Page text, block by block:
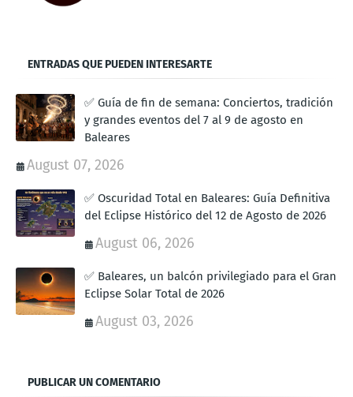
ENTRADAS QUE PUEDEN INTERESARTE
✅ Guía de fin de semana: Conciertos, tradición
y grandes eventos del 7 al 9 de agosto en
Baleares
August 07, 2026
✅ Oscuridad Total en Baleares: Guía Definitiva
del Eclipse Histórico del 12 de Agosto de 2026
August 06, 2026
✅ Baleares, un balcón privilegiado para el Gran
Eclipse Solar Total de 2026
August 03, 2026
PUBLICAR UN COMENTARIO